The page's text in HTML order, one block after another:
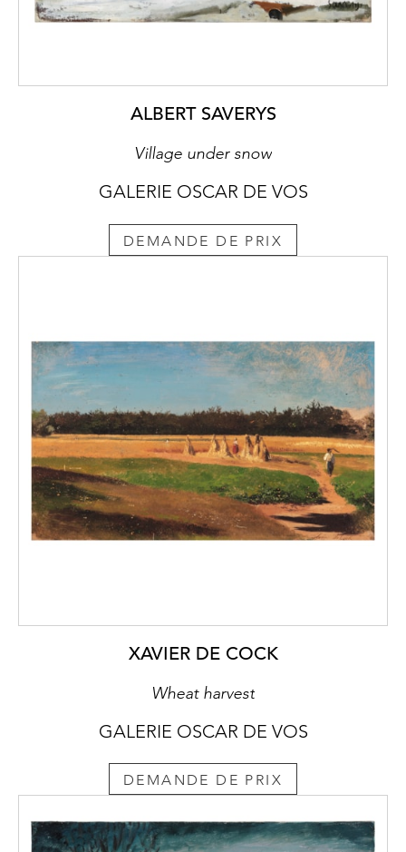
ALBERT SAVERYS
Village under snow
GALERIE OSCAR DE VOS
DEMANDE DE PRIX
XAVIER DE COCK
Wheat harvest
GALERIE OSCAR DE VOS
DEMANDE DE PRIX